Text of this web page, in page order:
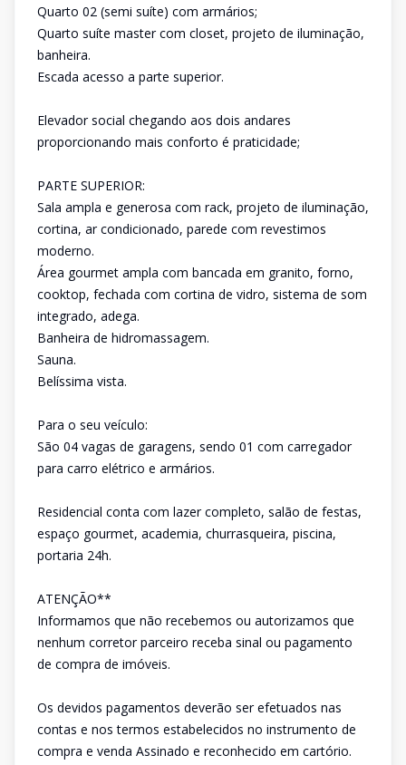
Quarto 02 (semi suíte) com armários;
Quarto suíte master com closet, projeto de iluminação,
banheira.
Escada acesso a parte superior.
Elevador social chegando aos dois andares
proporcionando mais conforto é praticidade;
PARTE SUPERIOR:
Sala ampla e generosa com rack, projeto de iluminação,
cortina, ar condicionado, parede com revestimos
moderno.
Área gourmet ampla com bancada em granito, forno,
cooktop, fechada com cortina de vidro, sistema de som
integrado, adega.
Banheira de hidromassagem.
Sauna.
Belíssima vista.
Para o seu veículo:
São 04 vagas de garagens, sendo 01 com carregador
para carro elétrico e armários.
Residencial conta com lazer completo, salão de festas,
espaço gourmet, academia, churrasqueira, piscina,
portaria 24h.
ATENÇÃO**
Informamos que não recebemos ou autorizamos que
nenhum corretor parceiro receba sinal ou pagamento
de compra de imóveis.
Os devidos pagamentos deverão ser efetuados nas
contas e nos termos estabelecidos no instrumento de
compra e venda Assinado e reconhecido em cartório.